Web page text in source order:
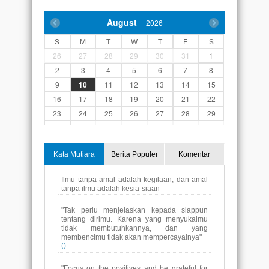
August
2026
S
M T W T F
S
26
27 28 29 30 31
1
2
3 4 5 6 7
8
9
10 11 12 13 14
15
16
17 18 19 20 21
22
23
24 25 26 27 28
29
Kata Mutiara Berita Populer Komentar
"Tak perlu menjelaskan kepada siappun
tentang dirimu. Karena yang menyukaimu
membencimu tidak akan mempercayainya"
()
"Focus on the positives and be grateful for
anything"